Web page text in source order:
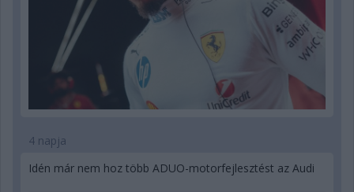
4 napja
Idén már nem hoz több ADUO-motorfejlesztést az Audi